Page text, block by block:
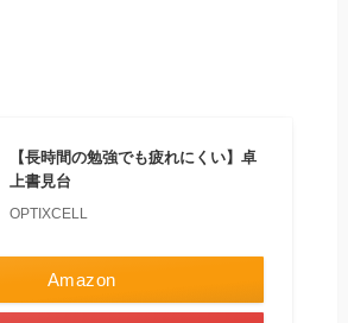
【長時間の勉強でも疲れにくい】卓
上書見台
OPTIXCELL
Amazon